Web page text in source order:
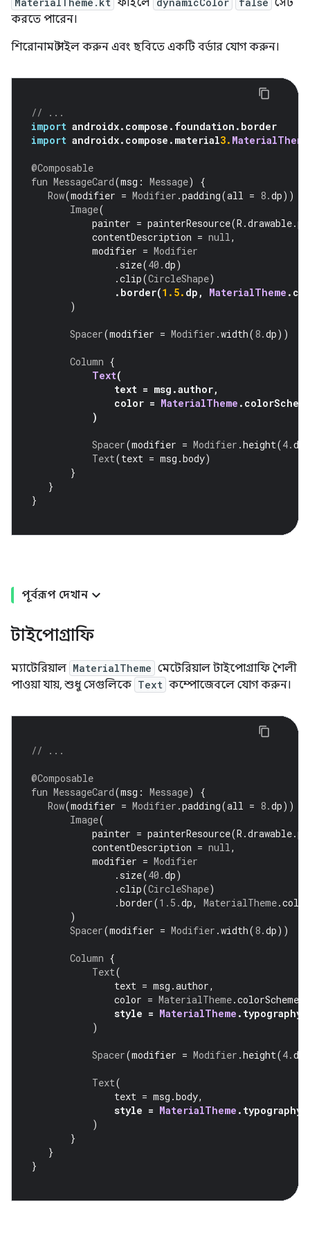
MaterialTheme.kt ফাইলে dynamicColor false সেট
করতে পারেন।
শিরোনাম স্টাইল করুন এবং ছবিতে একটি বর্ডার যোগ করুন।
// ...
import androidx. compose . foundation . border
import androidx. compose . material3. MaterialTheme
@Composable
fun MessageCard(msg : Message)
{
Row(modifier = Modifier .padding(all = 8.dp))
Image(
painter = painterResource(R .drawable.
contentDescription = null,
modifier = Modifier
. size(40.dp)
.clip(CircleShape)
. border(1.5. dp , MaterialTheme .
)
Spacer(modifier = Modifier .width(8.dp))
Column {
Text(
text = msg .author,
color = MaterialTheme .
)
Spacer(modifier = Modifier .height(4.dp
Text(text = msg .body)
}
}
}
পূর্বরূপ দেখান
টাইপোগ্রাফি
ম্যাটেরিয়াল MaterialTheme মেটেরিয়াল টাইপোগ্রাফি শৈলী
পাওয়া যায়, শুধু সেগুলিকে Text কম্পোজেবলে যোগ করুন।
// ...
@Composable
fun MessageCard(msg : Message)
{
Row(modifier = Modifier .padding(all = 8.dp))
Image(
painter = painterResource(R .drawable.
contentDescription = null,
modifier = Modifier
. size(40.dp)
.clip(CircleShape)
.border(1.5.dp, MaterialTheme.
)
Spacer(modifier = Modifier .width(8.dp))
Column {
Text(
text = msg .author,
color = MaterialTheme.colorScheme
style = MaterialTheme . typography
)
Spacer(modifier = Modifier .height(4.dp
Text(
text = msg .body,
style = MaterialTheme . typography
)
}
}
}